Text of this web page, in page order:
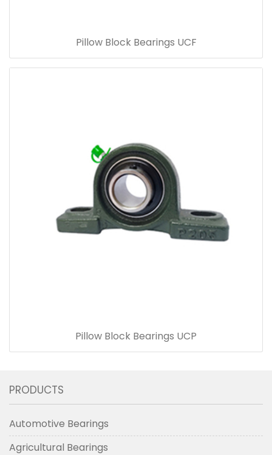
Pillow Block Bearings UCF
Pillow Block Bearings UCP
PRODUCTS
Automotive Bearings
Agricultural Bearings